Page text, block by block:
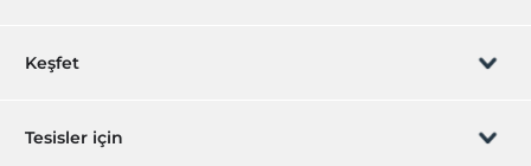
Rezervasyon yönet
Keşfet
Hediye Kart
Tesisler için